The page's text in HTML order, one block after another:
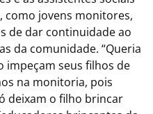
como jovens monitores,
de dar continuidade ao
da comunidade. “Queria
impeçam seus filhos de
na monitoria, pois
deixam o filho brincar